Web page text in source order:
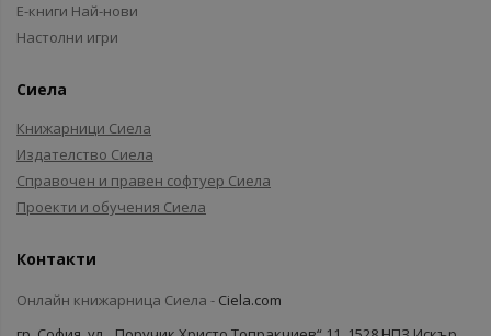
Е-книги Най-нови
Настолни игри
Сиела
Книжарници Сиела
Издателство Сиела
Справочен и правен софтуер Сиела
Проекти и обучения Сиела
Контакти
Онлайн книжарница Сиела - Ciela.com